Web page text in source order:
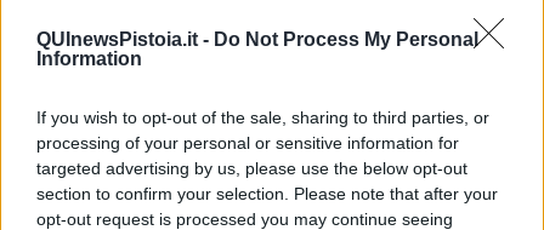
QUInewsPistoia.it - Do Not Process My Personal
Information
If you wish to opt-out of the sale, sharing to third parties, or
processing of your personal or sensitive information for
targeted advertising by us, please use the below opt-out
section to confirm your selection. Please note that after your
opt-out request is processed you may continue seeing
corruzione.
• Stare attenti ai depistaggi e alle menti raffinatissime.
prudenza senza farsi abbagliare dalle reazioni scomposte.
La verità è ancora lontana, ma d'altronde siamo un Paese dalle
mezze verità, come giustamente dicono in una loro canzone
Gianna Nanninie Fabri Fibra.